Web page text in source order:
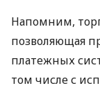
Напомним,
позволяющая
платежных
том числе с